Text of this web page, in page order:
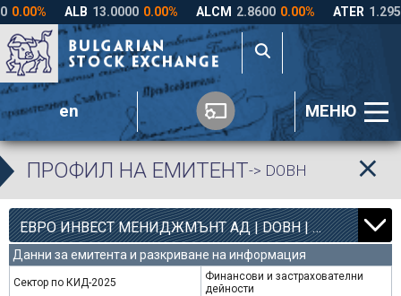
en МЕНЮ
ПРОФИЛ НА ЕМИТЕНТ-> DOBH
ЕВРО ИНВЕСТ МЕНИДЖМЪНТ АД | DOBH |8 4363
0.00%
Данни за емитента и разкриване на информация
Сектор по КИД-2025
Финансови и застрахователни
дейности